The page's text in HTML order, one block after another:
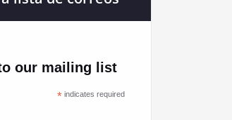
our mailing list
* indicates required